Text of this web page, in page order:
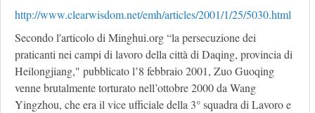
http://www.clearwisdom.net/emh/articles/2001/1/25/5030.html
Secondo l'articolo di Minghui.org “la persecuzione dei
praticanti nei campi di lavoro della città di Daqing, provincia di
Heilongjiang," pubblicato l’8 febbraio 2001, Zuo Guoqing
venne brutalmente torturato nell’ottobre 2000 da Wang
Yingzhou, che era il vice ufficiale della 3° squadra di Lavoro e